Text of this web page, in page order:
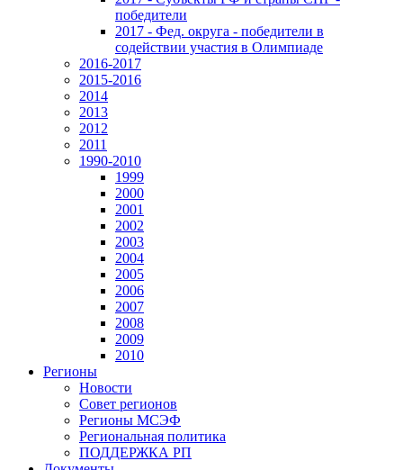
победители
2017 - Фед. округа - победители в
содействии участия в Олимпиаде
2016-2017
2015-2016
2014
2013
2012
2011
1990-2010
1999
2000
2001
2002
2003
2004
2005
2006
2007
2008
2009
2010
Регионы
Новости
Совет регионов
Регионы МСЭФ
Региональная политика
ПОДДЕРЖКА РП